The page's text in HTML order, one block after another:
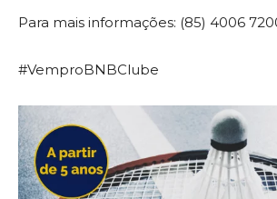
Para mais informações: (85) 4006
#VemproBNBClube